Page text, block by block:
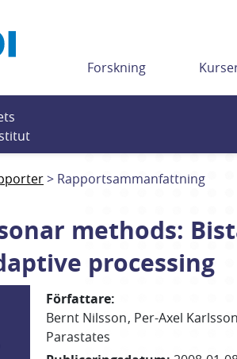
Forskning
Rapportsammanfattning
methods:
processing
Författare:
Bernt Nilsson Per-Axel Karlsson
Parastates